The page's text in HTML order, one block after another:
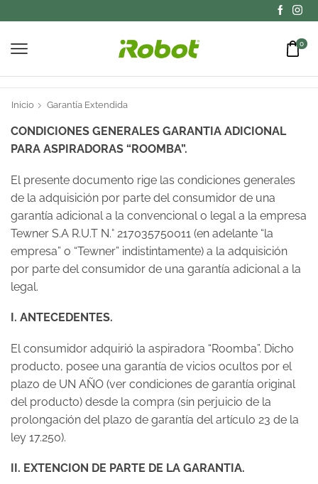
0
Inicio Garantía Extendida
CONDICIONES GENERALES GARANTIA ADICIONAL
PARA ASPIRADORAS “ROOMBA”.
El presente documento rige las condiciones generales
de la adquisición por parte del consumidor de una
garantía adicional a la convencional o legal a la empresa
Tewner S.A R.U.T N.° 217035750011 (en adelante “la
empresa” o “Tewner” indistintamente) a la adquisición
por parte del consumidor de una garantía adicional a la
legal.
I. ANTECEDENTES.
El consumidor adquirió la aspiradora “Roomba”. Dicho
producto, posee una garantía de vicios ocultos por el
plazo de UN AÑO (ver condiciones de garantía original
del producto) desde la compra (sin perjuicio de la
prolongación del plazo de garantía del artículo 23 de la
ley 17.250).
II. EXTENCION DE PARTE DE LA GARANTIA.